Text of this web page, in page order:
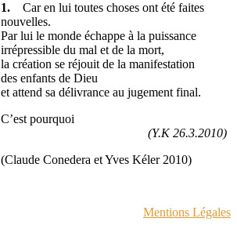
1. Car en lui toutes choses ont été faites
nouvelles.
Par lui le monde échappe à la puissance
irrépressible du mal et de la mort,
la création se réjouit de la manifestation
des enfants de Dieu
et attend sa délivrance au jugement final.
C’est pourquoi
(Y.K 26.3.2010)
(Claude Conedera et Yves Kéler 2010)
Mentions Légales